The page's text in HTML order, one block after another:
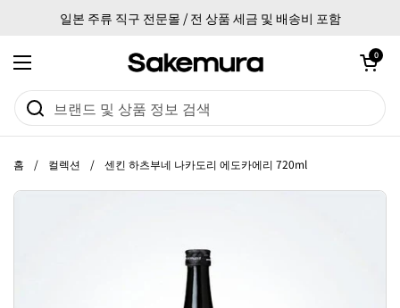
일본 주류 직구 전문몰 / 전 상품 세금 및 배송비 포함
메뉴 열기
카트 열기
0
홈 / 컬렉션 / 센킨 하츠부네 나카도리 에도카에리 720ml